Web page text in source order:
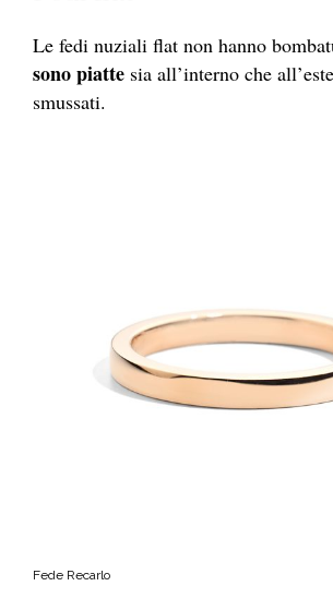
Le fedi nuziali flat non hanno
sono piatte sia all’interno che
smussati.
Fede Recarlo